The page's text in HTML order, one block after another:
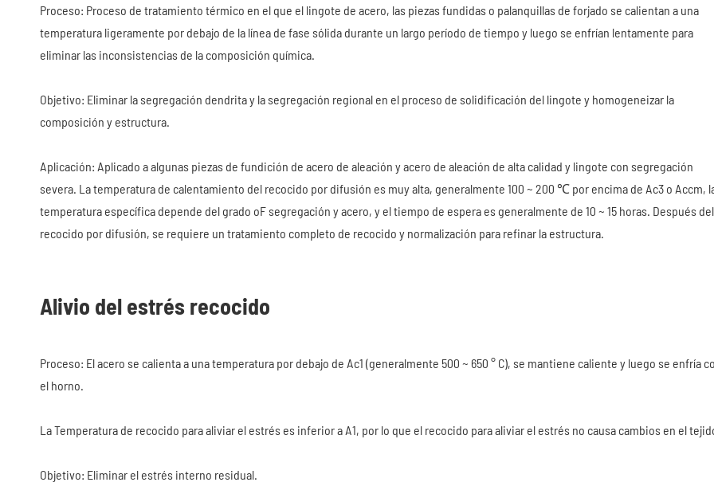
Proceso: Proceso de tratamiento térmico en el que el lingote de acero, las piezas fundidas o palanquillas de forjado se calientan a una
temperatura ligeramente por debajo de la línea de fase sólida durante un largo período de tiempo y luego se enfrían lentamente para
eliminar las inconsistencias de la composición química.
Objetivo: Eliminar la segregación dendrita y la segregación regional en el proceso de solidificación del lingote y homogeneizar la
composición y estructura.
Aplicación: Aplicado a algunas piezas de fundición de acero de aleación y acero de aleación de alta calidad y lingote con segregación
severa. La temperatura de calentamiento del recocido por difusión es muy alta, generalmente 100 ~ 200 ℃ por encima de Ac3 o Accm,
temperatura específica depende del grado oF segregación y acero, y el tiempo de espera es generalmente de 10 ~ 15 horas. Después del
recocido por difusión, se requiere un tratamiento completo de recocido y normalización para refinar la estructura.
Alivio del estrés recocido
Proceso: El acero se calienta a una temperatura por debajo de Ac1 (generalmente 500 ~ 650 ° C), se mantiene caliente y luego se enfría
el horno.
La Temperatura de recocido para aliviar el estrés es inferior a A1, por lo que el recocido para aliviar el estrés no causa cambios en el
Objetivo: Eliminar el estrés interno residual.